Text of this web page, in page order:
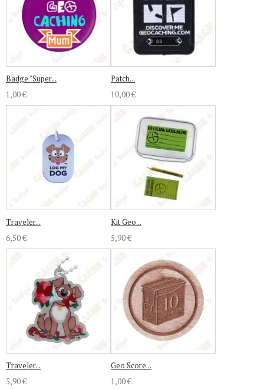
Badge "Super...
1,00 €
Patch...
10,00 €
Traveler...
6,50 €
Kit Geo...
5,90 €
Traveler...
5,90 €
Geo Score...
1,00 €